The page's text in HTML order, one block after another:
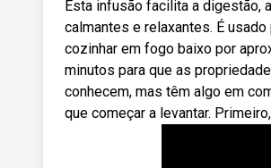
Esta infusão facilita a digestão,
calmantes e relaxantes. É
cozinhar em fogo baixo por
minutos para que as
conhecem, mas têm algo em
que começar a levantar.